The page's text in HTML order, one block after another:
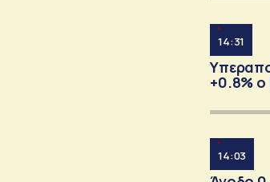
14:31
+0.8% ο
14:03